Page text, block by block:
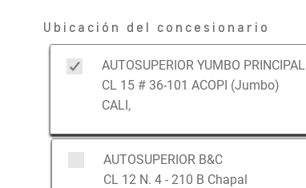
Ubicación del concesionario
AUTOSUPERIOR YUMBO PRINCIPAL
CL 15 # 36-101 ACOPI (Jumbo)
CALI,
AUTOSUPERIOR B&C
CL 12 N. 4 - 210 B Chapal